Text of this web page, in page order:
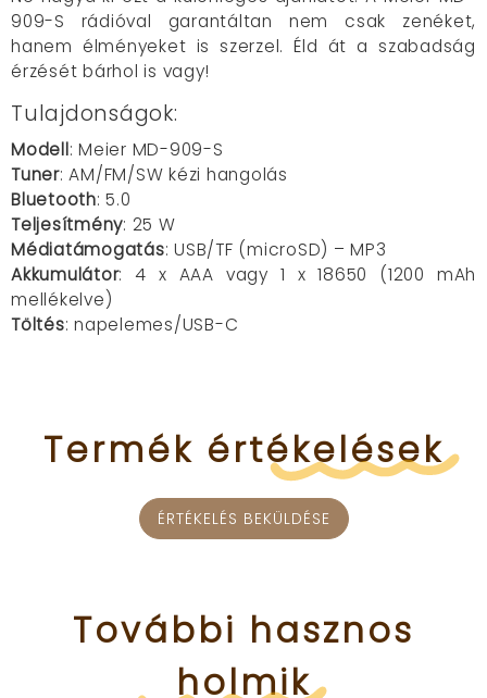
909-S rádióval garantáltan nem csak zenéket,
hanem élményeket is szerzel. Éld át a szabadság
érzését bárhol is vagy!
Tulajdonságok:
Modell: Meier MD-909-S
Tuner: AM/FM/SW kézi hangolás
Bluetooth: 5.0
Teljesítmény: 25 W
Médiatámogatás: USB/TF (microSD) – MP3
Akkumulátor: 4 x AAA vagy 1 x 18650 (1200 mAh
mellékelve)
Töltés: napelemes/USB-C
Termék értékelések
ÉRTÉKELÉS BEKÜLDÉSE
További hasznos
holmik